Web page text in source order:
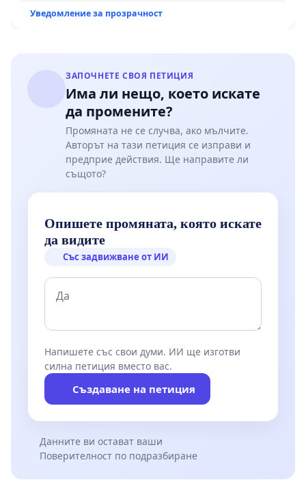
Мирово - к.к. Момин проход
Уведомление за прозрачност
ЗАПОЧНЕТЕ СВОЯ ПЕТИЦИЯ
Има ли нещо, което искате
да промените?
Промяната не се случва, ако мълчите.
Авторът на тази петиция се изправи и
предприе действия. Ще направите ли
същото?
Опишете промяната, която искате
да видите
Със задвижване от ИИ
Напишете със свои думи. ИИ ще изготви
силна петиция вместо вас.
Създаване на петиция
Данните ви остават ваши
Поверителност по подразбиране